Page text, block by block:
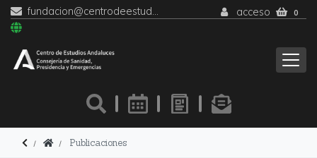
fundacion@centrodeestudiosandaluces.es acceso 0
Publicaciones